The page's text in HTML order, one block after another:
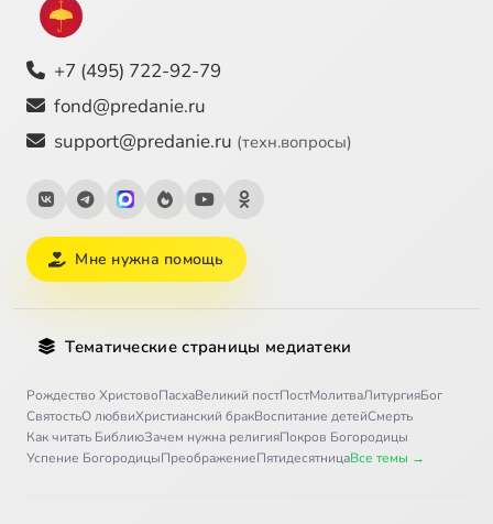
+7 (495) 722-92-79
fond@predanie.ru
support@predanie.ru (техн.вопросы)
Мне нужна помощь
Тематические страницы медиатеки
Рождество ХристовоПасхаВеликий постПостМолитваЛитургияБог
СвятостьО любвиХристианский бракВоспитание детейСмерть
Как читать БиблиюЗачем нужна религияПокров Богородицы
Успение БогородицыПреображениеПятидесятницаВсе темы →